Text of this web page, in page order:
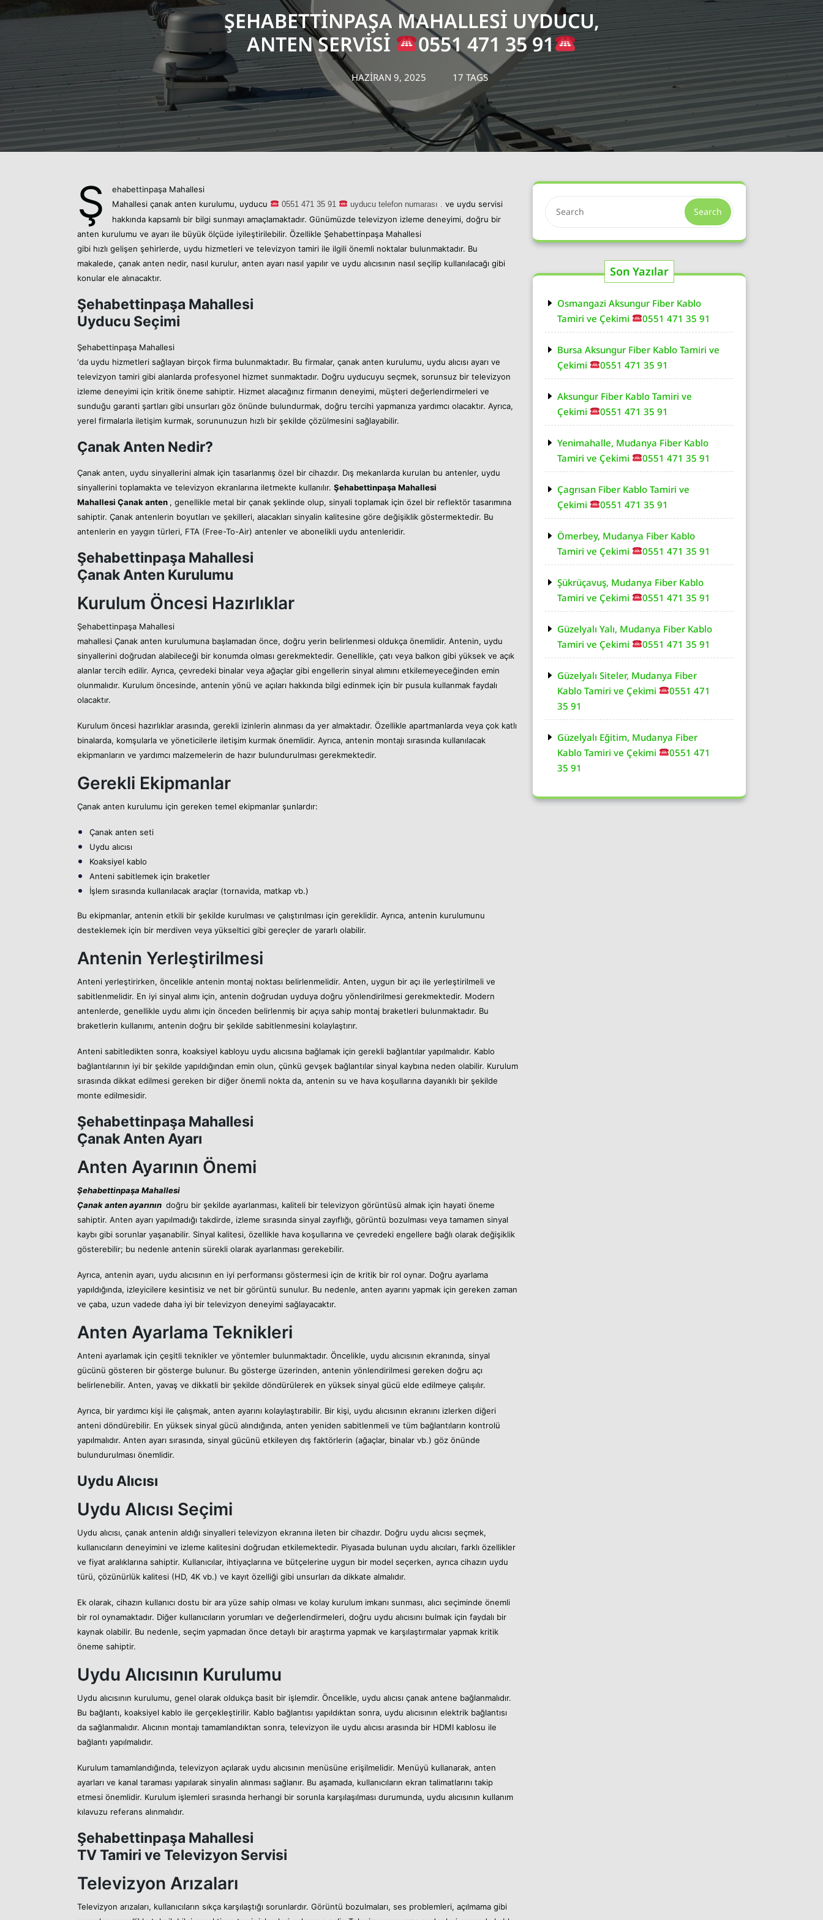
ŞEHABETTINPAŞA MAHALLESI UYDUCU,
ANTEN SERVISI
0551 471 35 91
HAZIRAN 9, 2025 17 TAGS
Ş
ehabettinpaşa Mahallesi
Mahallesi çanak anten kurulumu, uyducu 0551 471 35 91 uyducu telefon numarası . ve uydu servisi
hakkında kapsamlı bir bilgi sunmayı amaçlamaktadır. Günümüzde televizyon izleme deneyimi, doğru bir
anten kurulumu ve ayarı ile büyük ölçüde iyileştirilebilir. Özellikle Şehabettinpaşa Mahallesi
gibi hızlı gelişen şehirlerde, uydu hizmetleri ve televizyon tamiri ile ilgili önemli noktalar bulunmaktadır. Bu
makalede, çanak anten nedir, nasıl kurulur, anten ayarı nasıl yapılır ve uydu alıcısının nasıl seçilip kullanılacağı gibi
konular ele alınacaktır.
Şehabettinpaşa Mahallesi
Uyducu Seçimi
Şehabettinpaşa Mahallesi
‘da uydu hizmetleri sağlayan birçok firma bulunmaktadır. Bu firmalar, çanak anten kurulumu, uydu alıcısı ayarı ve
televizyon tamiri gibi alanlarda profesyonel hizmet sunmaktadır. Doğru uyducuyu seçmek, sorunsuz bir televizyon
izleme deneyimi için kritik öneme sahiptir. Hizmet alacağınız firmanın deneyimi, müşteri değerlendirmeleri ve
sunduğu garanti şartları gibi unsurları göz önünde bulundurmak, doğru tercihi yapmanıza yardımcı olacaktır. Ayrıca,
yerel firmalarla iletişim kurmak, sorununuzun hızlı bir şekilde çözülmesini sağlayabilir.
Çanak Anten Nedir?
Çanak anten, uydu sinyallerini almak için tasarlanmış özel bir cihazdır. Dış mekanlarda kurulan bu antenler, uydu
sinyallerini toplamakta ve televizyon ekranlarına iletmekte kullanılır. Şehabettinpaşa Mahallesi
Mahallesi Çanak anten , genellikle metal bir çanak şeklinde olup, sinyali toplamak için özel bir reflektör tasarımına
sahiptir. Çanak antenlerin boyutları ve şekilleri, alacakları sinyalin kalitesine göre değişiklik göstermektedir. Bu
antenlerin en yaygın türleri, FTA (Free-To-Air) antenler ve abonelikli uydu antenleridir.
Şehabettinpaşa Mahallesi
Çanak Anten Kurulumu
Kurulum Öncesi Hazırlıklar
Şehabettinpaşa Mahallesi
mahallesi Çanak anten kurulumuna başlamadan önce, doğru yerin belirlenmesi oldukça önemlidir. Antenin, uydu
sinyallerini doğrudan alabileceği bir konumda olması gerekmektedir. Genellikle, çatı veya balkon gibi yüksek ve açık
alanlar tercih edilir. Ayrıca, çevredeki binalar veya ağaçlar gibi engellerin sinyal alımını etkilemeyeceğinden emin
olunmalıdır. Kurulum öncesinde, antenin yönü ve açıları hakkında bilgi edinmek için bir pusula kullanmak faydalı
olacaktır.
Kurulum öncesi hazırlıklar arasında, gerekli izinlerin alınması da yer almaktadır. Özellikle apartmanlarda veya çok katlı
binalarda, komşularla ve yöneticilerle iletişim kurmak önemlidir. Ayrıca, antenin montajı sırasında kullanılacak
ekipmanların ve yardımcı malzemelerin de hazır bulundurulması gerekmektedir.
Gerekli Ekipmanlar
Çanak anten kurulumu için gereken temel ekipmanlar şunlardır:
Çanak anten seti
Uydu alıcısı
Koaksiyel kablo
Anteni sabitlemek için braketler
İşlem sırasında kullanılacak araçlar (tornavida, matkap vb.)
Bu ekipmanlar, antenin etkili bir şekilde kurulması ve çalıştırılması için gereklidir. Ayrıca, antenin kurulumunu
desteklemek için bir merdiven veya yükseltici gibi gereçler de yararlı olabilir.
Antenin Yerleştirilmesi
Anteni yerleştirirken, öncelikle antenin montaj noktası belirlenmelidir. Anten, uygun bir açı ile yerleştirilmeli ve
sabitlenmelidir. En iyi sinyal alımı için, antenin doğrudan uyduya doğru yönlendirilmesi gerekmektedir. Modern
antenlerde, genellikle uydu alımı için önceden belirlenmiş bir açıya sahip montaj braketleri bulunmaktadır. Bu
braketlerin kullanımı, antenin doğru bir şekilde sabitlenmesini kolaylaştırır.
Anteni sabitledikten sonra, koaksiyel kabloyu uydu alıcısına bağlamak için gerekli bağlantılar yapılmalıdır. Kablo
bağlantılarının iyi bir şekilde yapıldığından emin olun, çünkü gevşek bağlantılar sinyal kaybına neden olabilir. Kurulum
sırasında dikkat edilmesi gereken bir diğer önemli nokta da, antenin su ve hava koşullarına dayanıklı bir şekilde
monte edilmesidir.
Şehabettinpaşa Mahallesi
Çanak Anten Ayarı
Anten Ayarının Önemi
Şehabettinpaşa Mahallesi
Çanak anten ayarının doğru bir şekilde ayarlanması, kaliteli bir televizyon görüntüsü almak için hayati öneme
sahiptir. Anten ayarı yapılmadığı takdirde, izleme sırasında sinyal zayıflığı, görüntü bozulması veya tamamen sinyal
kaybı gibi sorunlar yaşanabilir. Sinyal kalitesi, özellikle hava koşullarına ve çevredeki engellere bağlı olarak değişiklik
gösterebilir; bu nedenle antenin sürekli olarak ayarlanması gerekebilir.
Ayrıca, antenin ayarı, uydu alıcısının en iyi performansı göstermesi için de kritik bir rol oynar. Doğru ayarlama
yapıldığında, izleyicilere kesintisiz ve net bir görüntü sunulur. Bu nedenle, anten ayarını yapmak için gereken zaman
ve çaba, uzun vadede daha iyi bir televizyon deneyimi sağlayacaktır.
Anten Ayarlama Teknikleri
Anteni ayarlamak için çeşitli teknikler ve yöntemler bulunmaktadır. Öncelikle, uydu alıcısının ekranında, sinyal
gücünü gösteren bir gösterge bulunur. Bu gösterge üzerinden, antenin yönlendirilmesi gereken doğru açı
belirlenebilir. Anten, yavaş ve dikkatli bir şekilde döndürülerek en yüksek sinyal gücü elde edilmeye çalışılır.
Ayrıca, bir yardımcı kişi ile çalışmak, anten ayarını kolaylaştırabilir. Bir kişi, uydu alıcısının ekranını izlerken diğeri
anteni döndürebilir. En yüksek sinyal gücü alındığında, anten yeniden sabitlenmeli ve tüm bağlantıların kontrolü
yapılmalıdır. Anten ayarı sırasında, sinyal gücünü etkileyen dış faktörlerin (ağaçlar, binalar vb.) göz önünde
bulundurulması önemlidir.
Uydu Alıcısı
Uydu Alıcısı Seçimi
Uydu alıcısı, çanak antenin aldığı sinyalleri televizyon ekranına ileten bir cihazdır. Doğru uydu alıcısı seçmek,
kullanıcıların deneyimini ve izleme kalitesini doğrudan etkilemektedir. Piyasada bulunan uydu alıcıları, farklı özellikler
ve fiyat aralıklarına sahiptir. Kullanıcılar, ihtiyaçlarına ve bütçelerine uygun bir model seçerken, ayrıca cihazın uydu
türü, çözünürlük kalitesi (HD, 4K vb.) ve kayıt özelliği gibi unsurları da dikkate almalıdır.
Ek olarak, cihazın kullanıcı dostu bir ara yüze sahip olması ve kolay kurulum imkanı sunması, alıcı seçiminde önemli
bir rol oynamaktadır. Diğer kullanıcıların yorumları ve değerlendirmeleri, doğru uydu alıcısını bulmak için faydalı bir
kaynak olabilir. Bu nedenle, seçim yapmadan önce detaylı bir araştırma yapmak ve karşılaştırmalar yapmak kritik
öneme sahiptir.
Uydu Alıcısının Kurulumu
Uydu alıcısının kurulumu, genel olarak oldukça basit bir işlemdir. Öncelikle, uydu alıcısı çanak antene bağlanmalıdır.
Bu bağlantı, koaksiyel kablo ile gerçekleştirilir. Kablo bağlantısı yapıldıktan sonra, uydu alıcısının elektrik bağlantısı
da sağlanmalıdır. Alıcının montajı tamamlandıktan sonra, televizyon ile uydu alıcısı arasında bir HDMI kablosu ile
bağlantı yapılmalıdır.
Kurulum tamamlandığında, televizyon açılarak uydu alıcısının menüsüne erişilmelidir. Menüyü kullanarak, anten
ayarları ve kanal taraması yapılarak sinyalin alınması sağlanır. Bu aşamada, kullanıcıların ekran talimatlarını takip
etmesi önemlidir. Kurulum işlemleri sırasında herhangi bir sorunla karşılaşılması durumunda, uydu alıcısının kullanım
kılavuzu referans alınmalıdır.
Şehabettinpaşa Mahallesi
TV Tamiri ve Televizyon Servisi
Televizyon Arızaları
Televizyon arızaları, kullanıcıların sıkça karşılaştığı sorunlardır. Görüntü bozulmaları, ses problemleri, açılmama gibi
Search
Son Yazılar
Osmangazi Aksungur Fiber Kablo
Tamiri ve Çekimi
0551 471 35 91
Bursa Aksungur Fiber Kablo Tamiri ve
Çekimi
0551 471 35 91
Aksungur Fiber Kablo Tamiri ve
Çekimi
0551 471 35 91
Yenimahalle, Mudanya Fiber Kablo
Tamiri ve Çekimi
0551 471 35 91
Çagrısan Fiber Kablo Tamiri ve
Çekimi
0551 471 35 91
Ömerbey, Mudanya Fiber Kablo
Tamiri ve Çekimi
0551 471 35 91
Şükrüçavuş, Mudanya Fiber Kablo
Tamiri ve Çekimi
0551 471 35 91
Güzelyalı Yalı, Mudanya Fiber Kablo
Tamiri ve Çekimi
0551 471 35 91
Güzelyalı Siteler, Mudanya Fiber
Kablo Tamiri ve Çekimi
0551 471
35 91
Güzelyalı Eğitim, Mudanya Fiber
Kablo Tamiri ve Çekimi
0551 471
35 91